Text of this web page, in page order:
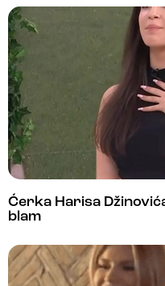
Ćerka Harisa
blam